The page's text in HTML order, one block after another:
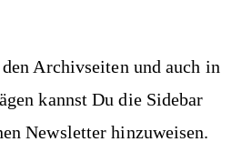
Archivseiten und auch in
kannst Du die Sidebar
Newsletter hinzuweisen.